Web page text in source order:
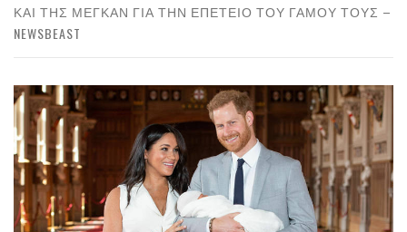
ΚΑΙ ΤΗΣ ΜΈΓΚΑΝ ΓΙΑ ΤΗΝ ΕΠΈΤΕΙΟ ΤΟΥ ΓΆΜΟΥ ΤΟΥΣ –
NEWSBEAST